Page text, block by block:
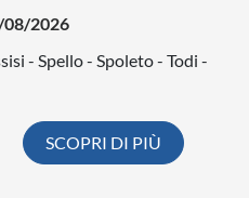
08/2026
- Spello - Spoleto - Todi -
SCOPRI DI PIÙ